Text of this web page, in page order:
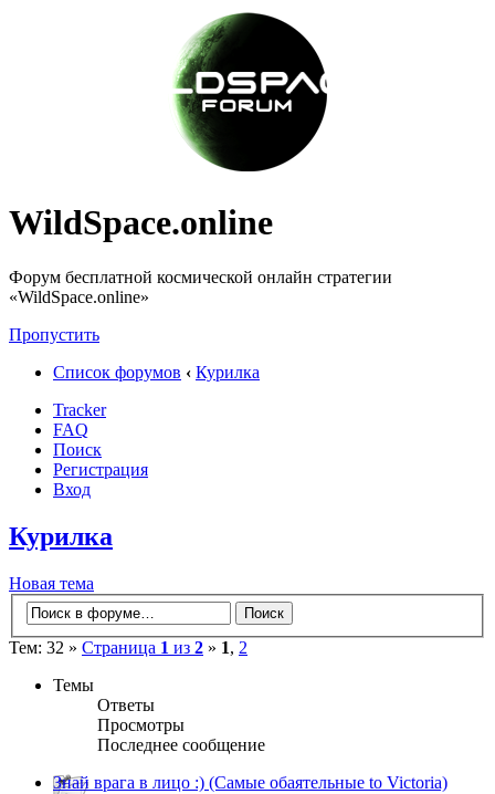
WildSpace.online
Форум бесплатной космической онлайн стратегии
«WildSpace.online»
Пропустить
Список форумов ‹ Курилка
Tracker
FAQ
Поиск
Регистрация
Вход
Курилка
Новая тема
Тем: 32 » Страница 1 из 2 » 1, 2
Темы
Ответы
Просмотры
Последнее сообщение
Знай врага в лицо :) (Самые обаятельные to Victoria)